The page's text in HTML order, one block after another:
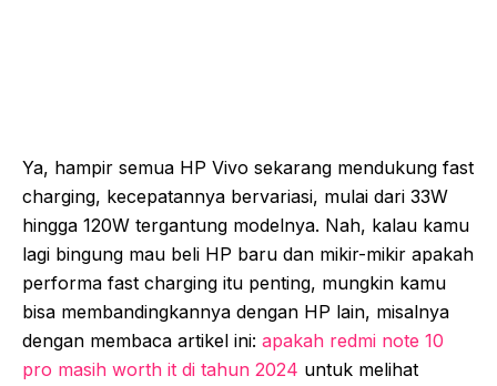
Ya, hampir semua HP Vivo sekarang mendukung fast
charging, kecepatannya bervariasi, mulai dari 33W
hingga 120W tergantung modelnya. Nah, kalau kamu
lagi bingung mau beli HP baru dan mikir-mikir apakah
performa fast charging itu penting, mungkin kamu
bisa membandingkannya dengan HP lain, misalnya
dengan membaca artikel ini: apakah redmi note 10
pro masih worth it di tahun 2024 untuk melihat